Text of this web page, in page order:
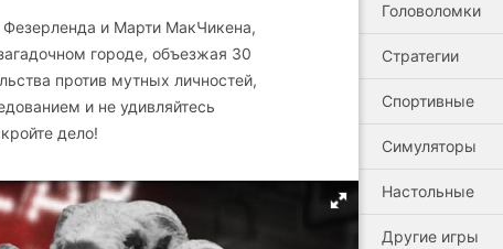
Фезерленда и Марти МакЧикена,
городе, объезжая 30
против мутных личностей,
и не удивляйтесь
дело!
Головоломки
Стратегии
Спортивные
Симуляторы
Настольные
Другие игры